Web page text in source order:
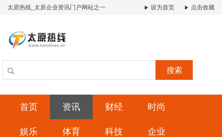
太原热线_太原企业资讯门户网站之一 设为首页 点击收藏
搜索
首页 资讯 财经 时尚
娱乐 体育 科技 企业